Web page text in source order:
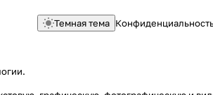
Темная тема
.